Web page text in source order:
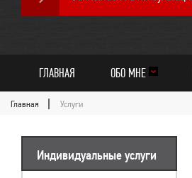
ГЛАВНАЯ ОБО МНЕ
Главная Услуги
Индивидуальные услуги